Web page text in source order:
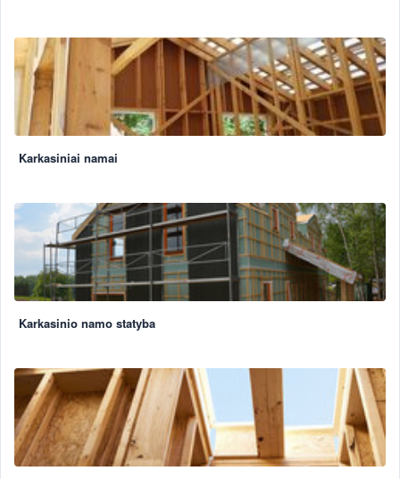
Karkasiniai namai
Karkasinio namo statyba